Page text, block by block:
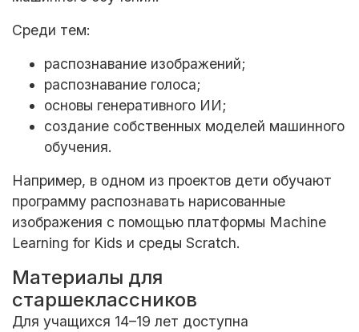
Среди тем:
распознавание изображений;
распознавание голоса;
основы генеративного ИИ;
создание собственных моделей машинного
обучения.
Например, в одном из проектов дети обучают
программу распознавать нарисованные
изображения с помощью платформы Machine
Learning for Kids и среды Scratch.
Материалы для
старшеклассников
Для учащихся 14–19 лет доступна